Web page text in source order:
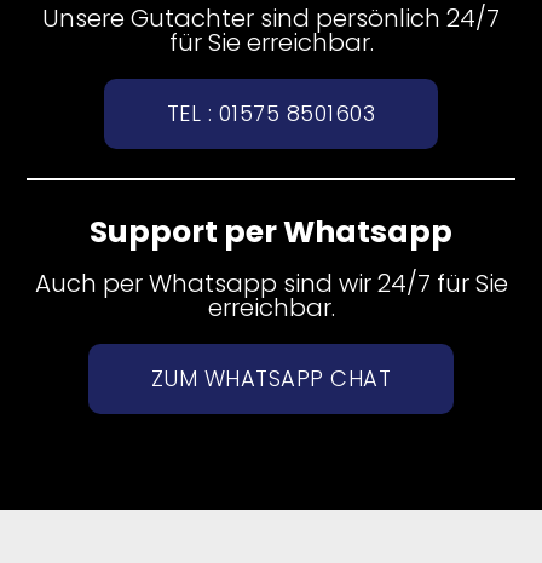
Unsere Gutachter sind persönlich 24/7
für Sie erreichbar.
TEL : 01575 8501603
Support per Whatsapp
Auch per Whatsapp sind wir 24/7 für Sie
erreichbar.
ZUM WHATSAPP CHAT